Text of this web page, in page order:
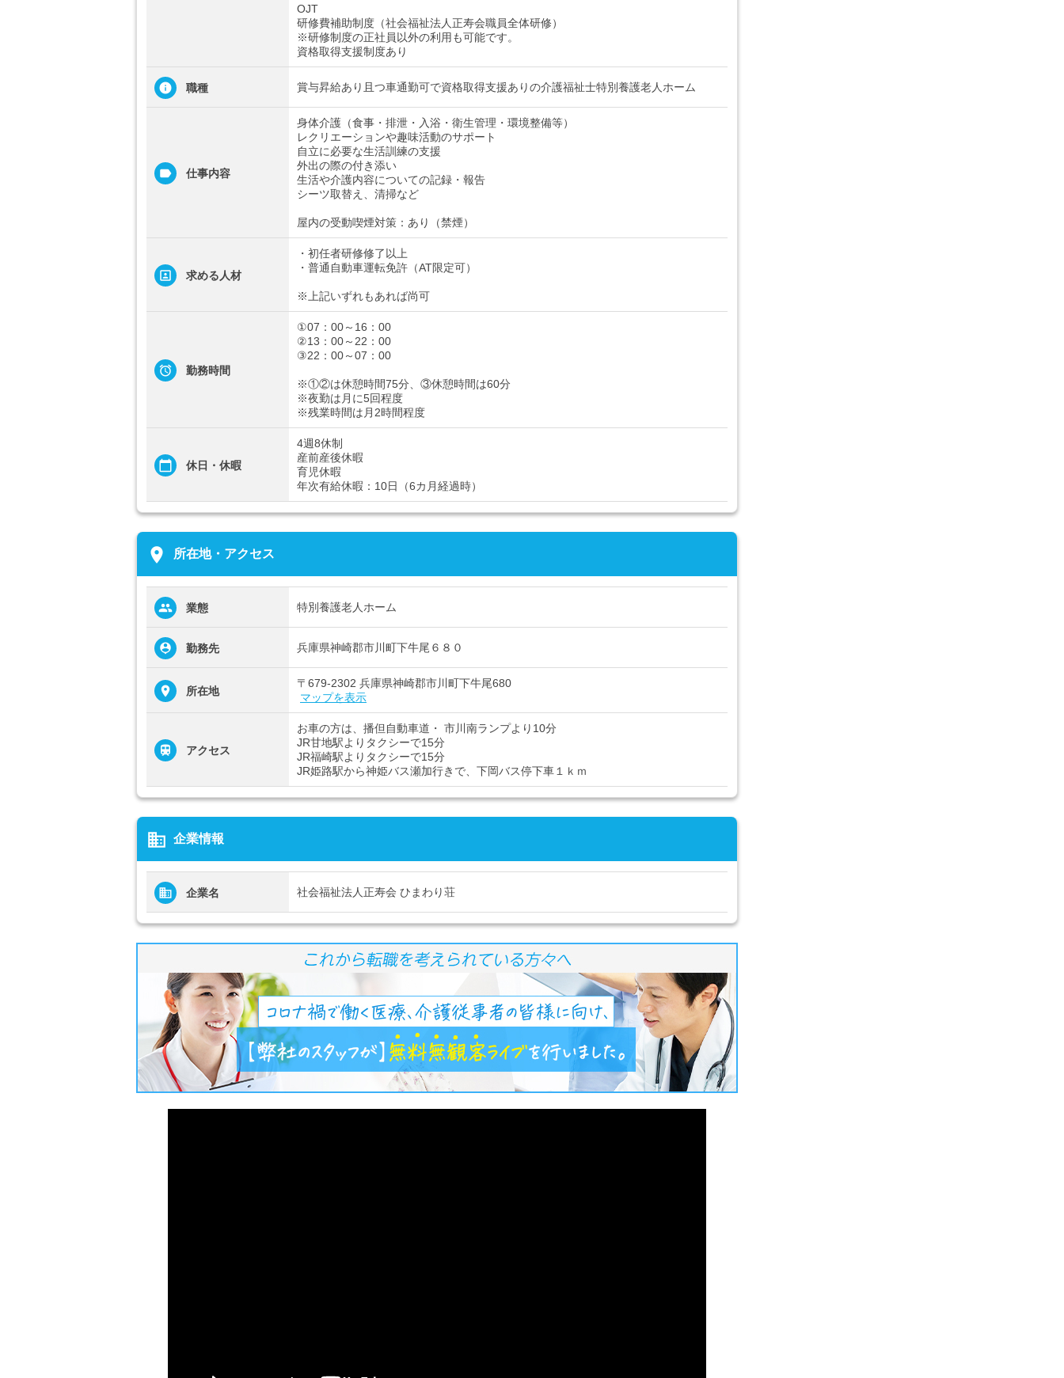
OJT
研修費補助制度（社会福祉法人正寿会職員全体研修）
※研修制度の正社員以外の利用も可能です。
資格取得支援制度あり
職種 賞与昇給あり且つ車通勤可で資格取得支援ありの介護福祉士特別養護老人ホーム
仕事内容
身体介護（食事・排泄・入浴・衛生管理・環境整備等）
レクリエーションや趣味活動のサポート
自立に必要な生活訓練の支援
外出の際の付き添い
生活や介護内容についての記録・報告
シーツ取替え、清掃など
屋内の受動喫煙対策：あり（禁煙）
求める人材
・初任者研修修了以上
・普通自動車運転免許（AT限定可）
※上記いずれもあれば尚可
勤務時間
①07：00～16：00
②13：00～22：00
③22：00～07：00
※①②は休憩時間75分、③休憩時間は60分
※夜勤は月に5回程度
※残業時間は月2時間程度
休日・休暇
4週8休制
産前産後休暇
育児休暇
年次有給休暇：10日（6カ月経過時）
place 所在地・アクセス
業態 特別養護老人ホーム
勤務先 兵庫県神崎郡市川町下牛尾６８０
所在地
〒679-2302 兵庫県神崎郡市川町下牛尾680
マップを表示
アクセス
お車の方は、播但自動車道・ 市川南ランプより10分
JR甘地駅よりタクシーで15分
JR福崎駅よりタクシーで15分
JR姫路駅から神姫バス瀬加行きで、下岡バス停下車１ｋｍ
business 企業情報
企業名 社会福祉法人正寿会 ひまわり荘